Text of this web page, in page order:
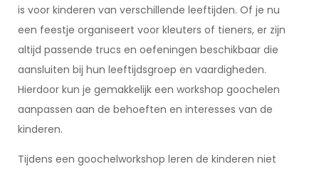
is voor kinderen van verschillende leeftijden. Of je nu
een feestje organiseert voor kleuters of tieners, er zijn
altijd passende trucs en oefeningen beschikbaar die
aansluiten bij hun leeftijdsgroep en vaardigheden.
Hierdoor kun je gemakkelijk een workshop goochelen
aanpassen aan de behoeften en interesses van de
kinderen.
Tijdens een goochelworkshop leren de kinderen niet